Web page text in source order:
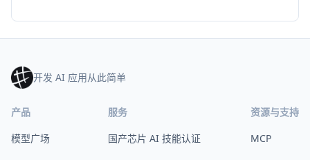
开发 AI 应用从此简单
产品
模型广场
服务
国产芯片 AI 技能认证
资源与支持
MCP